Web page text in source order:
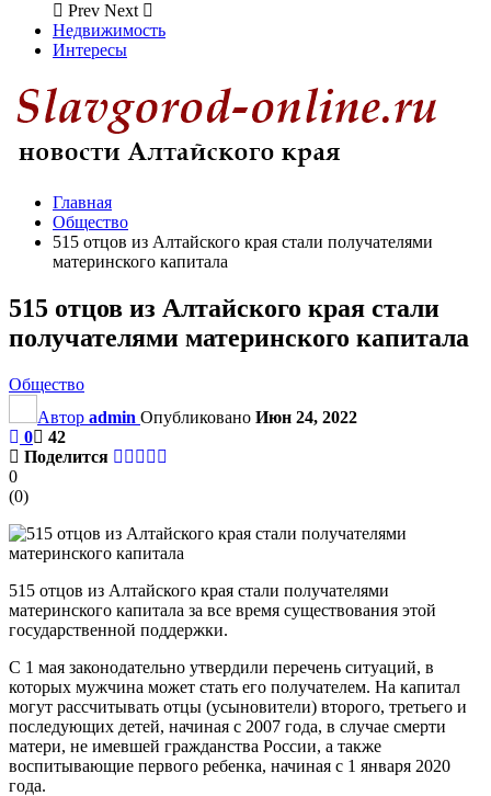
Prev Next
Недвижимость
Интересы
Главная
Общество
515 отцов из Алтайского края стали получателями
материнского капитала
515 отцов из Алтайского края стали
получателями материнского капитала
Общество
Автор admin Опубликовано Июн 24, 2022
0
42
Поделится
0
(0)
515 отцов из Алтайского края стали получателями
материнского капитала за все время существования этой
государственной поддержки.
С 1 мая законодательно утвердили перечень ситуаций, в
которых мужчина может стать его получателем. На капитал
могут рассчитывать отцы (усыновители) второго, третьего и
последующих детей, начиная с 2007 года, в случае смерти
матери, не имевшей гражданства России, а также
воспитывающие первого ребенка, начиная с 1 января 2020
года.